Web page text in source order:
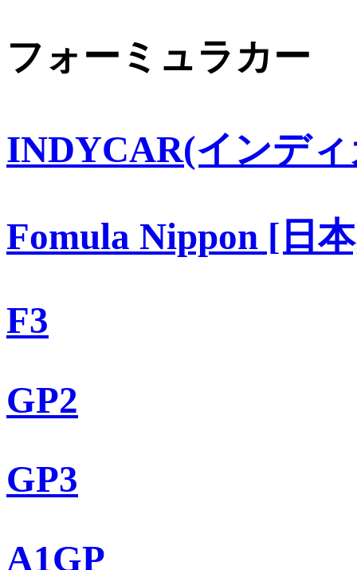
フォーミュラカー
INDYCAR(インデ
Fomula Nippon [日
F3
GP2
GP3
A1GP